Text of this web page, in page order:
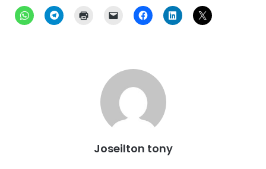
Joseilton tony